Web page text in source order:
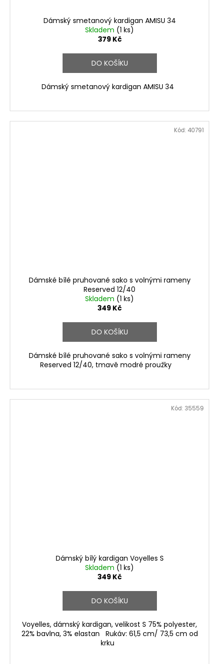
Dámský smetanový kardigan AMISU 34
Skladem (1 ks)
379 Kč
DO KOŠÍKU
Dámský smetanový kardigan AMISU 34
Dámské bílé pruhované sako s volnými rameny
Reserved 12/40
Skladem (1 ks)
349 Kč
DO KOŠÍKU
Dámské bílé pruhované sako s volnými rameny
Reserved 12/40, tmavě modré proužky
Kód: 40791
Dámský bílý kardigan Voyelles S
Skladem (1 ks)
349 Kč
DO KOŠÍKU
Voyelles, dámský kardigan, velikost S 75% polyester,
22% bavlna, 3% elastan Rukáv: 61,5 cm/ 73,5 cm od
krku
Kód: 35559